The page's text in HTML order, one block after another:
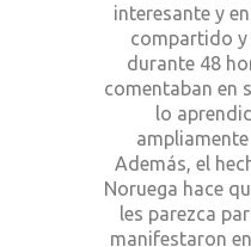
interesante y
compartido
durante 48
comentaban en
lo
Además, el
Noruega hace
les parezca
manifestaron